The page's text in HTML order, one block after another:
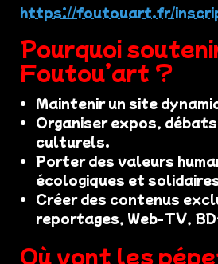
https://foutouart.fr/
Pourquoi
Foutou’art ?
Maintenir un site
Organiser expos,
culturels.
Porter des valeurs
écologiques et
Créer des contenus
reportages, Web-TV,
Où vont les